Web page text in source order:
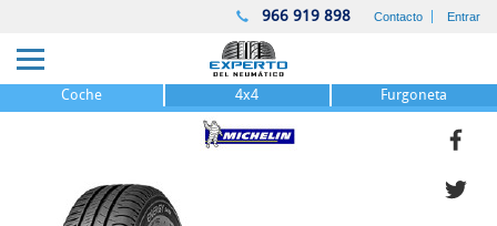
966 919 898 Contacto Entrar
Coche 4x4 Furgoneta